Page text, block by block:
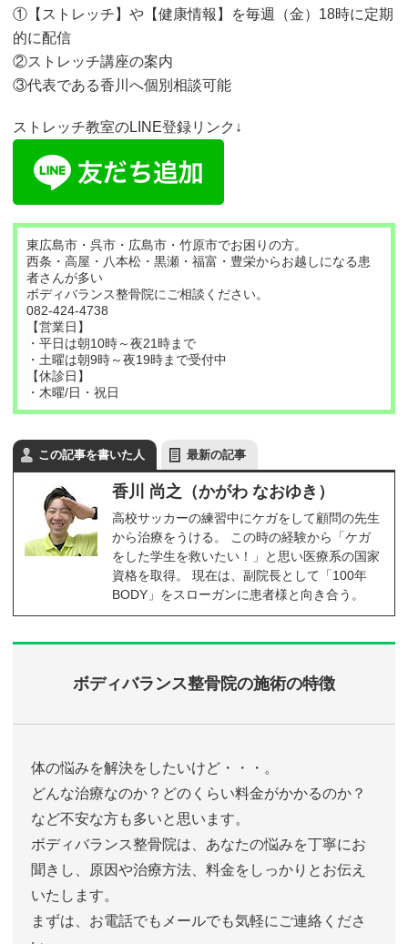
①【ストレッチ】や【健康情報】を毎週（金）18時に定期
的に配信
②ストレッチ講座の案内
③代表である香川へ個別相談可能
ストレッチ教室のLINE登録リンク↓
東広島市・呉市・広島市・竹原市でお困りの方。
西条・高屋・八本松・黒瀬・福富・豊栄からお越しになる患
者さんが多い
ボディバランス整骨院にご相談ください。
082-424-4738
【営業日】
・平日は朝10時～夜21時まで
・土曜は朝9時～夜19時まで受付中
【休診日】
・木曜/日・祝日
この記事を書いた人 最新の記事
香川 尚之（かがわ なおゆき）
高校サッカーの練習中にケガをして顧問の先生
から治療をうける。 この時の経験から「ケガ
をした学生を救いたい！」と思い医療系の国家
資格を取得。 現在は、副院長として「100年
BODY」をスローガンに患者様と向き合う。
ボディバランス整骨院の施術の特徴
体の悩みを解決をしたいけど・・・。
どんな治療なのか？どのくらい料金がかかるのか？
など不安な方も多いと思います。
ボディバランス整骨院は、あなたの悩みを丁寧にお
聞きし、原因や治療方法、料金をしっかりとお伝え
いたします。
まずは、お電話でもメールでも気軽にご連絡くださ